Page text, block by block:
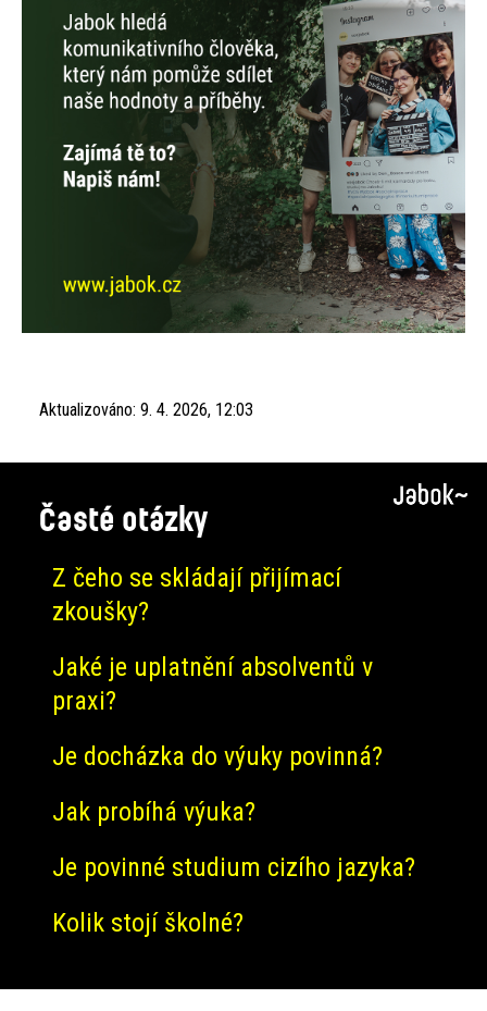
Aktualizováno: 9. 4. 2026, 12:03
Časté otázky
Z čeho se skládají přijímací
zkoušky?
Jaké je uplatnění absolventů v
praxi?
Je docházka do výuky povinná?
Jak probíhá výuka?
Je povinné studium cizího jazyka?
Kolik stojí školné?